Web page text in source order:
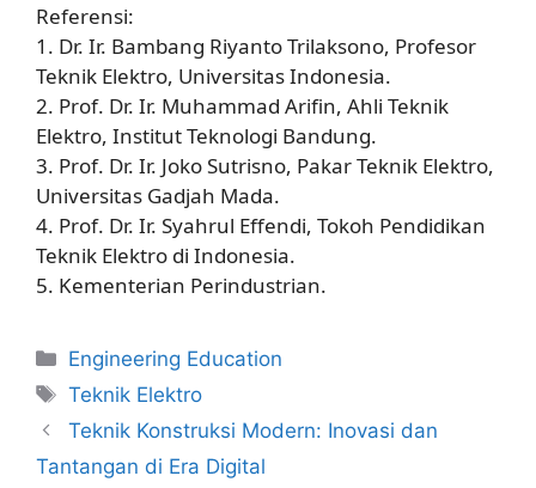
Referensi:
1. Dr. Ir. Bambang Riyanto Trilaksono, Profesor
Teknik Elektro, Universitas Indonesia.
2. Prof. Dr. Ir. Muhammad Arifin, Ahli Teknik
Elektro, Institut Teknologi Bandung.
3. Prof. Dr. Ir. Joko Sutrisno, Pakar Teknik Elektro,
Universitas Gadjah Mada.
4. Prof. Dr. Ir. Syahrul Effendi, Tokoh Pendidikan
Teknik Elektro di Indonesia.
5. Kementerian Perindustrian.
Kategori
Engineering Education
Tag
Teknik Elektro
Teknik Konstruksi Modern: Inovasi dan
Tantangan di Era Digital